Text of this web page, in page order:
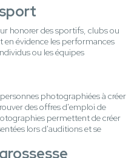
honorer des sportifs, clubs ou
évidence les performances
ou les équipes
photographiées à créer
des offres d'emploi de
permettent de créer
lors d'auditions et se